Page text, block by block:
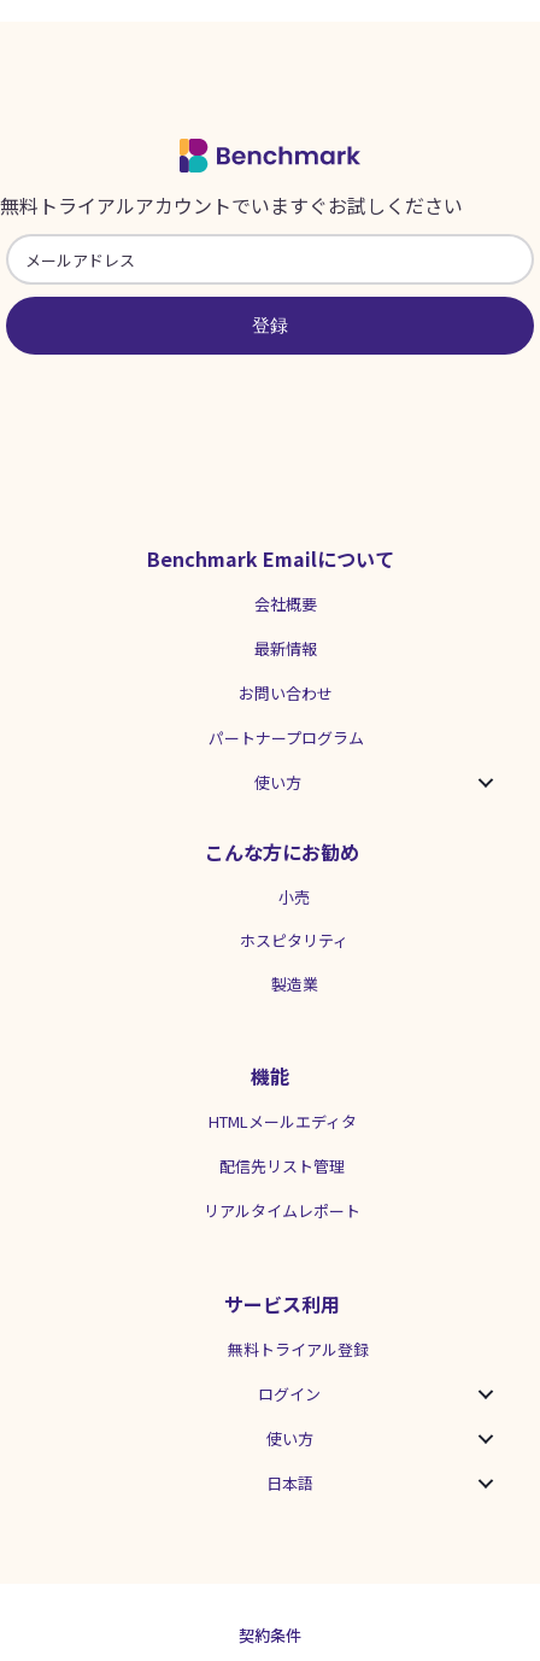
無料トライアルアカウントでいますぐお試しください
登録
Benchmark Emailについて
会社概要
最新情報
お問い合わせ
パートナープログラム
使い方
こんな方にお勧め
小売
ホスピタリティ
製造業
機能
HTMLメールエディタ
配信先リスト管理
リアルタイムレポート
サービス利用
無料トライアル登録
ログイン
使い方
日本語
契約条件